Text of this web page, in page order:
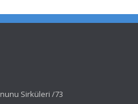
Sirküleri /73